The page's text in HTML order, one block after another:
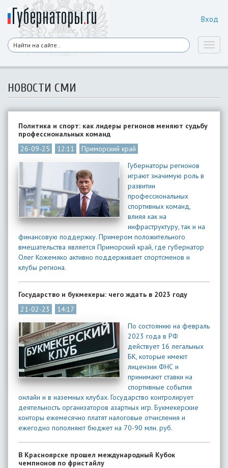
Вход
НОВОСТИ СМИ
Политика и спорт: как лидеры регионов меняют судьбу
профессиональных команд
26-09-25
12:11
Приморский край
Губернаторы регионов
играют значимую роль в
развитии
профессиональных
спортивных команд,
влияя как на
инфраструктуру, так и на
финансовую поддержку. Примером положительного
вмешательства является Приморский край, где губернатор
Олег Кожемяко активно поддерживает спортсменов и
клубы региона.
Государство и букмекеры: чего ждать в 2023 году
21-02-23
14:17
По состоянию на февраль
2023 года в РФ
действует 16 легальных
БК, которые имеют
лицензии ФНС и
принимают ставки на
спортивные события
онлайн и в наземных клубах. Государство контролирует
деятельность организаторов азартных игр. Букмекерские
конторы ежемесячно платят налоговые отчисления и
ежегодно пополняют бюджет на 70-90 млн. руб.
В Красноярске прошел международный Кубок
чемпионов по фристайлу